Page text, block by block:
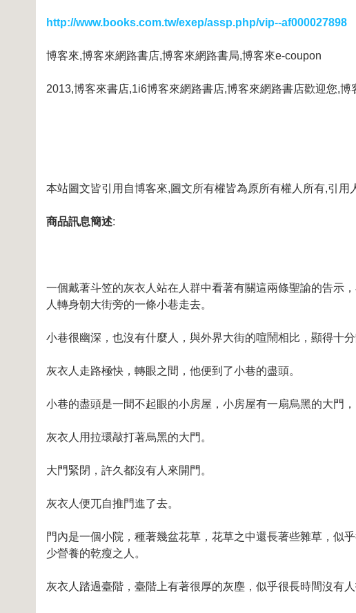
http://www.books.com.tw/exep/assp.php/vip--af000027898
博客來,博客來網路書店,博客來網路書局,博客來e-coupon
2013,博客來書店,1i6博客來網路書店,博客來網路書店歡迎您,
本站圖文皆引用自博客來,圖文所有權皆為原所有權人所有,引用
商品訊息簡述:
一個戴著斗笠的灰衣人站在人群中看著有關這兩條聖諭的告示
人轉身朝大街旁的一條小巷走去。
小巷很幽深，也沒有什麼人，與外界大街的喧鬧相比，顯得十分
灰衣人走路極快，轉眼之間，他便到了小巷的盡頭。
小巷的盡頭是一間不起眼的小房屋，小房屋有一扇烏黑的大門，
灰衣人用拉環敲打著烏黑的大門。
大門緊閉，許久都沒有人來開門。
灰衣人便兀自推門進了去。
門內是一個小院，種著幾盆花草，花草之中還長著些雜草，似
少營養的乾瘦之人。
灰衣人踏過臺階，臺階上有著很厚的灰塵，似乎很長時間沒有